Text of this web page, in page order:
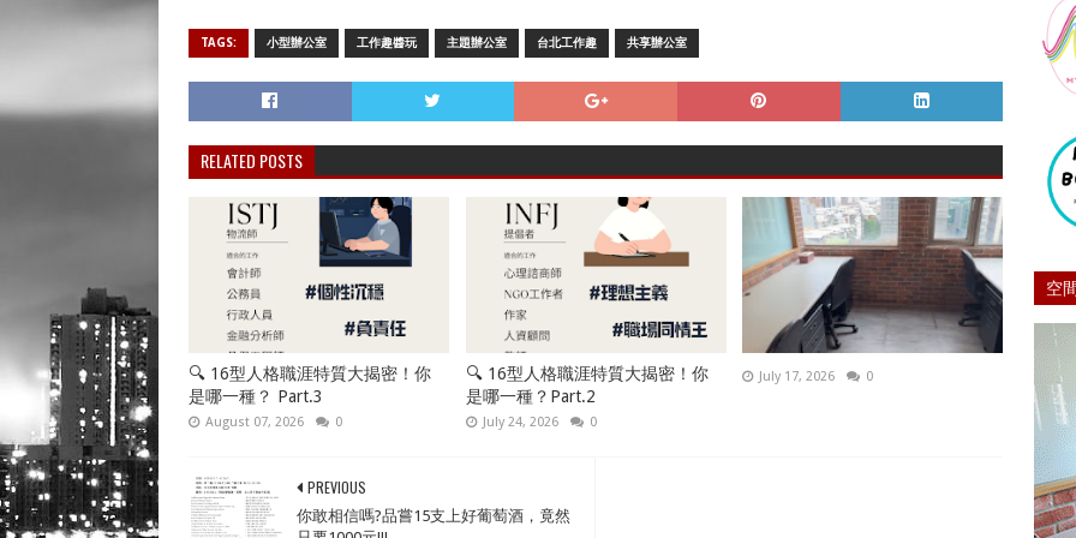
TAGS: 小型辦公室 工作趣醬玩 主題辦公室 台北工作趣 共享辦公室
RELATED POSTS
🔍 16型人格職涯特質大揭密！你
是哪一種？ Part.3
August 07, 2026 0
🔍 16型人格職涯特質大揭密！你
是哪一種？Part.2
July 24, 2026 0
July 17, 2026 0
PREVIOUS
你敢相信嗎?品嘗15支上好葡萄酒，竟然
空